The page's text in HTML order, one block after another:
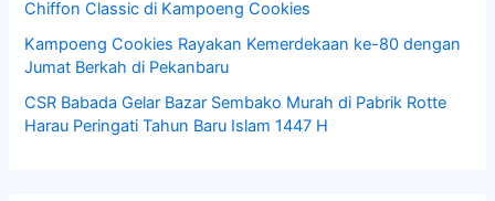
Chiffon Classic di Kampoeng Cookies
Kampoeng Cookies Rayakan Kemerdekaan ke-80 dengan
Jumat Berkah di Pekanbaru
CSR Babada Gelar Bazar Sembako Murah di Pabrik Rotte
Harau Peringati Tahun Baru Islam 1447 H